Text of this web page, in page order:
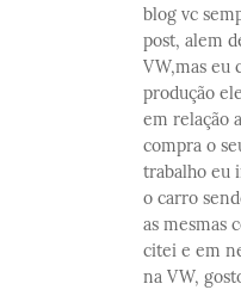
blog vc
post, alem
VW,mas eu
produção
em relação
compra o
trabalho eu
o carro
as mesmas
citei e em
na VW,